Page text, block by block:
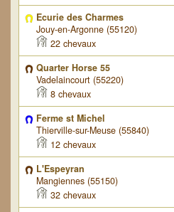
Ecurie des Charmes
Jouy-en-Argonne (55120)
22 chevaux
Quarter Horse 55
Vadelaincourt (55220)
8 chevaux
Ferme st Michel
Thierville-sur-Meuse (55840)
12 chevaux
L'Espeyran
Mangiennes (55150)
32 chevaux